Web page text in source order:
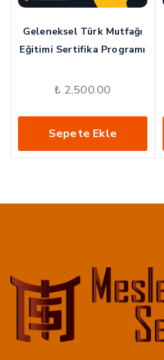
Geleneksel Türk Mutfağı
Eğitimi Sertifika Programı
₺ 2,500.00
Sepete Ekle